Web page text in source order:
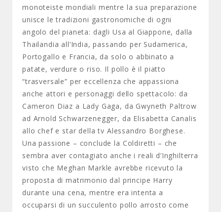
monoteiste mondiali mentre la sua preparazione
unisce le tradizioni gastronomiche di ogni
angolo del pianeta: dagli Usa al Giappone, dalla
Thailandia all’India, passando per Sudamerica,
Portogallo e Francia, da solo o abbinato a
patate, verdure o riso. Il pollo è il piatto
“trasversale” per eccellenza che appassiona
anche attori e personaggi dello spettacolo: da
Cameron Diaz a Lady Gaga, da Gwyneth Paltrow
ad Arnold Schwarzenegger, da Elisabetta Canalis
allo chef e star della tv Alessandro Borghese.
Una passione – conclude la Coldiretti – che
sembra aver contagiato anche i reali d’Inghilterra
visto che Meghan Markle avrebbe ricevuto la
proposta di matrimonio dal principe Harry
durante una cena, mentre era intenta a
occuparsi di un succulento pollo arrosto come